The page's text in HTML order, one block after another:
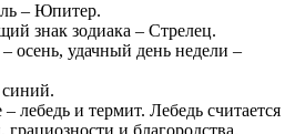
– Юпитер.
знак зодиака – Стрелец.
осень, удачный день недели –
лебедь и термит. Лебедь считается